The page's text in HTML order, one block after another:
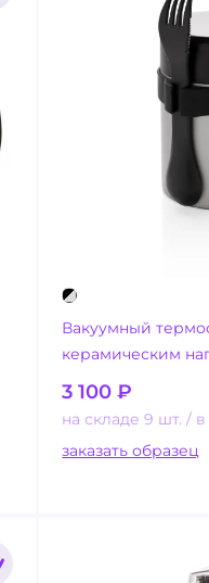
Вакуумный
керамическим
3 100 ₽
на складе 9 шт.
заказать образец